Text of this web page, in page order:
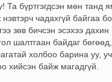
Та бүртгэгдсэн мөн танд
чадахгүй байгаа
зөв бичсэн эсэхээ дахин
шалтгаан байдаг
холбоо барина уу,
хийсэн байж магадгүй.